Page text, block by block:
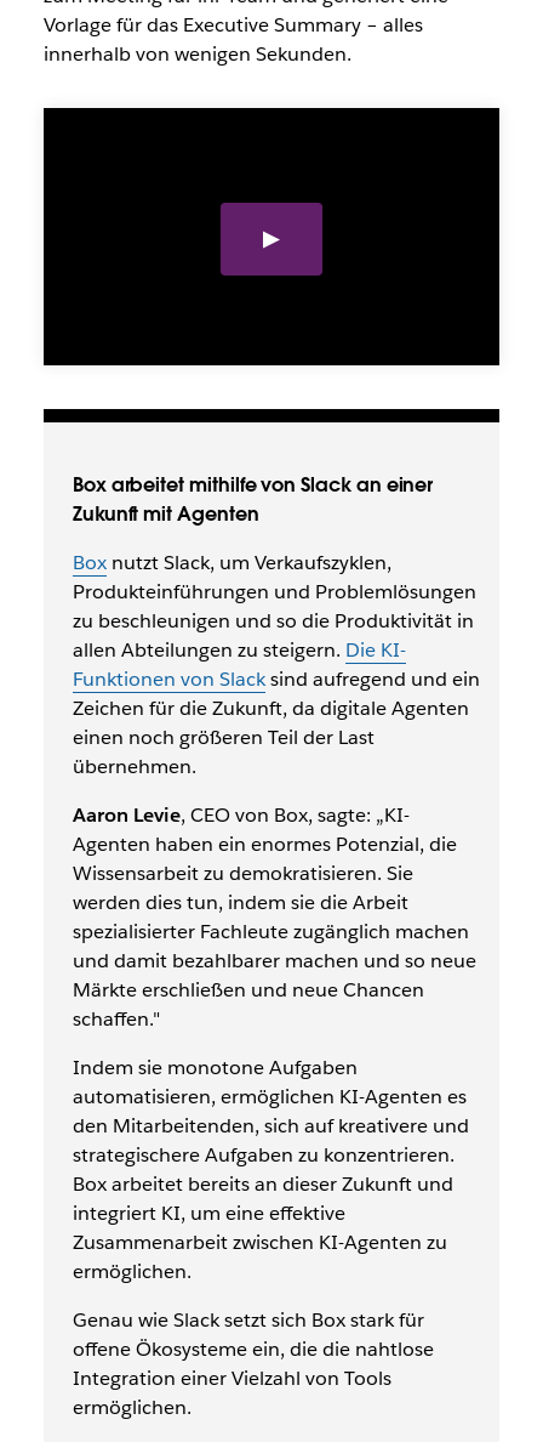
Vorlage für das Executive Summary – alles
innerhalb von wenigen Sekunden.
Box arbeitet mithilfe von Slack an einer
Zukunft mit Agenten
Boxnutzt Slack, um Verkaufszyklen,
Produkteinführungen und Problemlösungen
zu beschleunigen und so die Produktivität in
allen Abteilungen zu steigern. Die KI-
Funktionen von Slacksind aufregend und ein
Zeichen für die Zukunft, da digitale Agenten
einen noch größeren Teil der Last
übernehmen.
Aaron Levie, CEO von Box, sagte: „KI-
Agenten haben ein enormes Potenzial, die
Wissensarbeit zu demokratisieren. Sie
werden dies tun, indem sie die Arbeit
spezialisierter Fachleute zugänglich machen
und damit bezahlbarer machen und so neue
Märkte erschließen und neue Chancen
schaffen."
Indem sie monotone Aufgaben
automatisieren, ermöglichen KI-Agenten es
den Mitarbeitenden, sich auf kreativere und
strategischere Aufgaben zu konzentrieren.
Box arbeitet bereits an dieser Zukunft und
integriert KI, um eine effektive
Zusammenarbeit zwischen KI-Agenten zu
ermöglichen.
Genau wie Slack setzt sich Box stark für
offene Ökosysteme ein, die die nahtlose
Integration einer Vielzahl von Tools
ermöglichen.